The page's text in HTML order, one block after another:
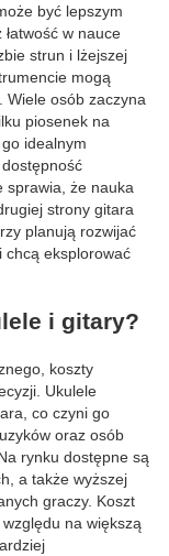
być lepszym
w nauce
strun i lżejszej
mogą
Wiele osób zaczyna
piosenek na
idealnym
sprawia, że nauka
strony gitara
planują rozwijać
chcą eksplorować
i gitary?
koszty
Ukulele
co czyni go
oraz osób
rynku dostępne są
a także wyższej
graczy. Koszt
na większą